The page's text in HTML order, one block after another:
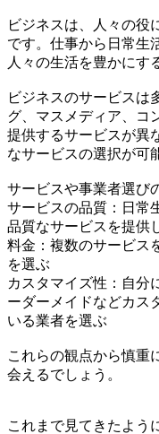
ビジネスは、人々の役
です。仕事から日常生
人々の生活を豊かにす
ビジネスのサービスは
グ、マスメディア、コ
提供するサービスが異
なサービスの選択が可
サービスや事業者選び
サービスの品質：日常
品質なサービスを提供
料金：複数のサービス
を選ぶ
カスタマイズ性：自分
ーダーメイドなどカス
いる業者を選ぶ
これらの観点から慎重
会えるでしょう。
これまで見てきたよう